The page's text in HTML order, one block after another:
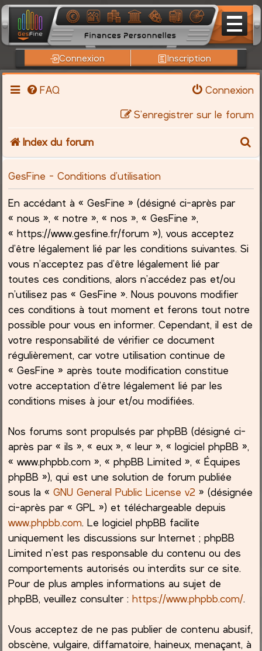
Connexion Inscription
FAQ
Connexion
S’enregistrer sur le forum
Index du forum
c
GesFine - Conditions d’utilisation
En accédant à « GesFine » (désigné ci-après par
« nous », « notre », « nos », « GesFine »,
« https://www.gesfine.fr/forum »), vous acceptez
d’être légalement lié par les conditions suivantes. Si
vous n’acceptez pas d’être légalement lié par
toutes ces conditions, alors n’accédez pas et/ou
n’utilisez pas « GesFine ». Nous pouvons modifier
ces conditions à tout moment et ferons tout notre
possible pour vous en informer. Cependant, il est de
votre responsabilité de vérifier ce document
régulièrement, car votre utilisation continue de
« GesFine » après toute modification constitue
votre acceptation d’être légalement lié par les
conditions mises à jour et/ou modifiées.
Nos forums sont propulsés par phpBB (désigné ci-
après par « ils », « eux », « leur », « logiciel phpBB »,
« www.phpbb.com », « phpBB Limited », « Équipes
phpBB »), qui est une solution de forum publiée
sous la «GNU General Public License v2 » (désignée
ci-après par « GPL ») et téléchargeable depuis
www.phpbb.com. Le logiciel phpBB facilite
uniquement les discussions sur Internet ; phpBB
Limited n’est pas responsable du contenu ou des
comportements autorisés ou interdits sur ce site.
Pour de plus amples informations au sujet de
phpBB, veuillez consulter :https://www.phpbb.com/.
Vous acceptez de ne pas publier de contenu abusif,
obscène, vulgaire, diffamatoire, haineux, menaçant, à